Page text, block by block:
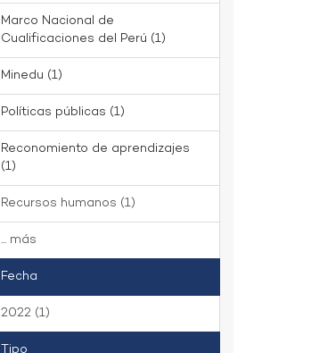
Marco Nacional de
Cualificaciones del Perú (1)
Minedu (1)
Políticas públicas (1)
Reconomiento de aprendizajes
(1)
Recursos humanos (1)
... más
Fecha
2022 (1)